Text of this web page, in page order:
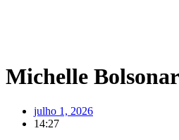
Michelle
julho 1, 2026
14:27